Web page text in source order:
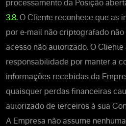
processamento da Posição
3.8. O Cliente reconhece que as
por e-mail não criptografado
acesso não autorizado. O Cliente
responsabilidade por manter a
informações recebidas da
quaisquer perdas financeiras
autorizado de terceiros à sua
A Empresa não assume